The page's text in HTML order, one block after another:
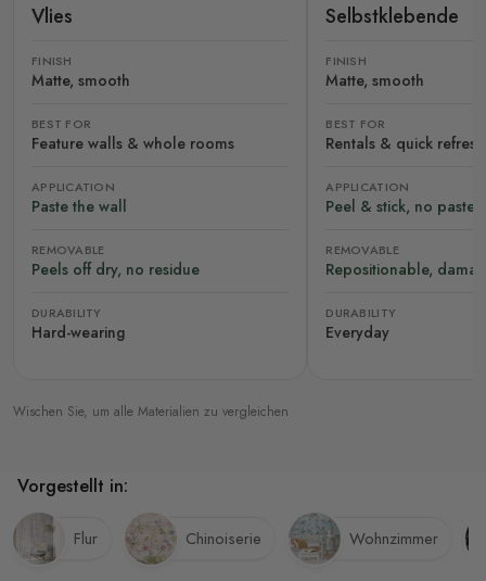
Vlies
FINISH
Matte, smooth
BEST FOR
Feature walls & whole rooms
APPLICATION
Paste the wall
REMOVABLE
Peels off dry, no residue
DURABILITY
Hard-wearing
Selbstklebende
FINISH
Matte, smooth
BEST FOR
Rentals & quick
APPLICATION
Peel & stick, no paste
REMOVABLE
Repositionable,
DURABILITY
Everyday
Wischen Sie, um alle Materialien zu vergleichen
Vorgestellt in:
Flur Chinoiserie Wohnzimmer